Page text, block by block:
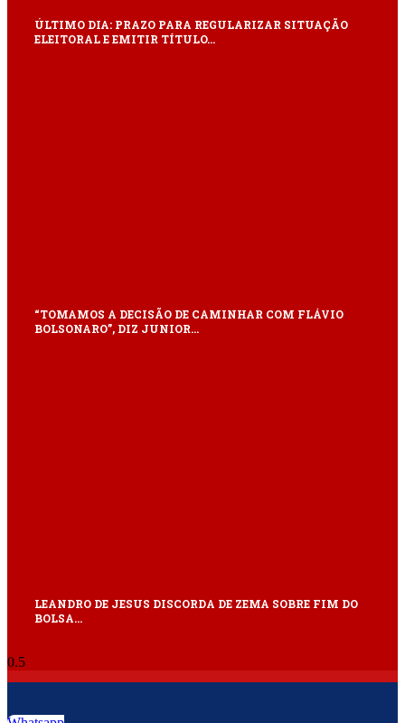
ÚLTIMO DIA: PRAZO PARA REGULARIZAR SITUAÇÃO
ELEITORAL E EMITIR TÍTULO…
“TOMAMOS A DECISÃO DE CAMINHAR COM FLÁVIO
BOLSONARO”, DIZ JUNIOR…
LEANDRO DE JESUS DISCORDA DE ZEMA SOBRE FIM DO
BOLSA…